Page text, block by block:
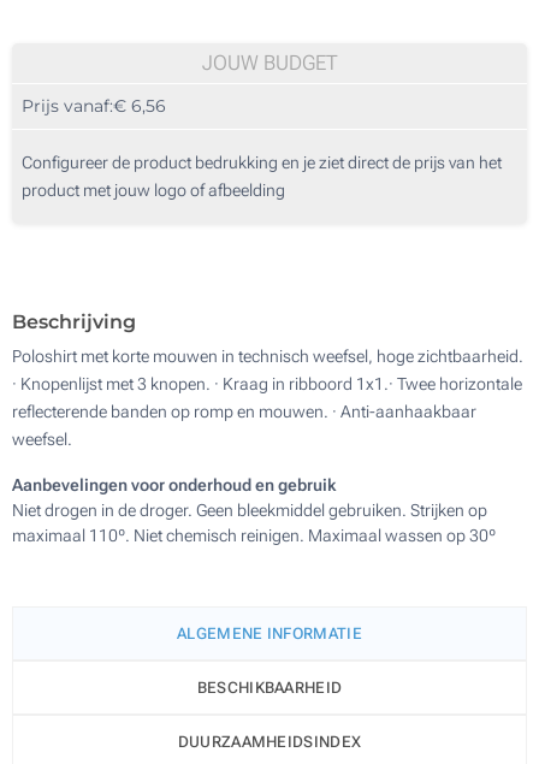
3 Kleuren (Aan een kant)
Digitale kleuren transfer (Aan een kant)
JOUW BUDGET
Prijs vanaf:€ 6,56
Configureer de product bedrukking en je ziet direct de prijs van het
product met jouw logo of afbeelding
Beschrijving
Poloshirt met korte mouwen in technisch weefsel, hoge zichtbaarheid.
· Knopenlijst met 3 knopen. · Kraag in ribboord 1x1.· Twee horizontale
reflecterende banden op romp en mouwen. · Anti-aanhaakbaar
weefsel.
Aanbevelingen voor onderhoud en gebruik
Niet drogen in de droger. Geen bleekmiddel gebruiken. Strijken op
maximaal 110º. Niet chemisch reinigen. Maximaal wassen op 30º
ALGEMENE INFORMATIE
BESCHIKBAARHEID
DUURZAAMHEIDSINDEX